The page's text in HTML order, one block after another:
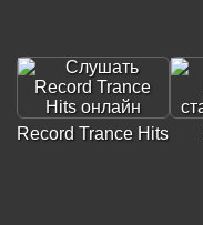
Record Trance Hits